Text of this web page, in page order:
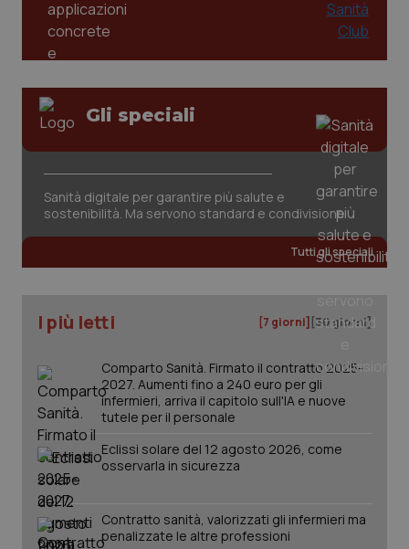
Gli speciali
Sanità digitale per garantire più salute e
sostenibilità. Ma servono standard e condivisione
Tutti gli speciali
I più letti [7 giorni] [30 giorni]
Comparto Sanità. Firmato il contratto 2025-
2027. Aumenti fino a 240 euro per gli
infermieri, arriva il capitolo sull'IA e nuove
tutele per il personale
Eclissi solare del 12 agosto 2026, come
osservarla in sicurezza
Contratto sanità, valorizzati gli infermieri ma
penalizzate le altre professioni
CookieScriptConsent
CookieScript
www.quotidianosanita.it
5
tracking-sites-ironfish-
tracking-enable
www.quotidianosanita.it